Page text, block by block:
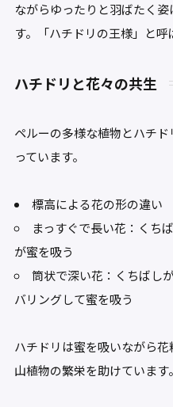
ながらゆったりと羽ばたく
す。「ハチドリの王様」と
ハチドリと花々の共生
ペルーの多様な植物とハチ
っています。
標高による花の形の違い
まっすぐで長い花：くち
が蜜を吸う
筒状で深い花：くちばし
バリングして蜜を吸う
ハチドリは蜜を吸いながら
山植物の繁栄を助けています。